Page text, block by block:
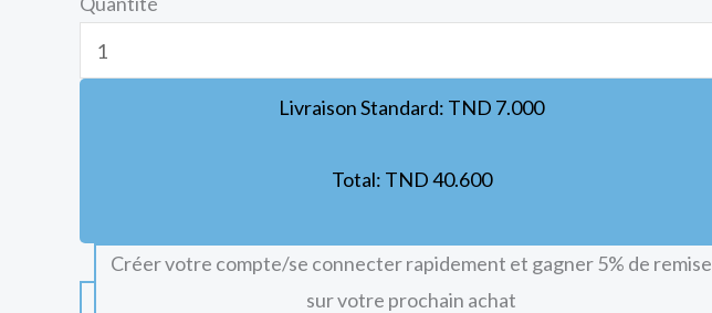
Livraison Standard: TND 7.000
Total: TND40.600
Créer votre compte/se connecter rapidement et gagner 5% de remise
sur votre prochain achat